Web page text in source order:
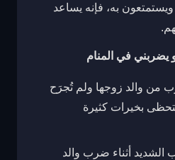
به، فإنه يساعد
يضربني في المنام
من والد زوجها ولم تُجرَح
بخيرات كثيرة
الشديد أثناء ضرب والد